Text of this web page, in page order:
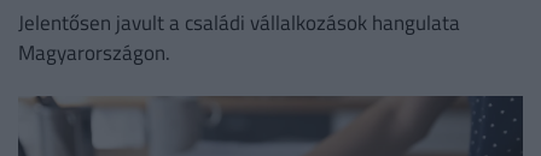
Jelentősen javult a családi vállalkozások hangulata
Magyarországon.